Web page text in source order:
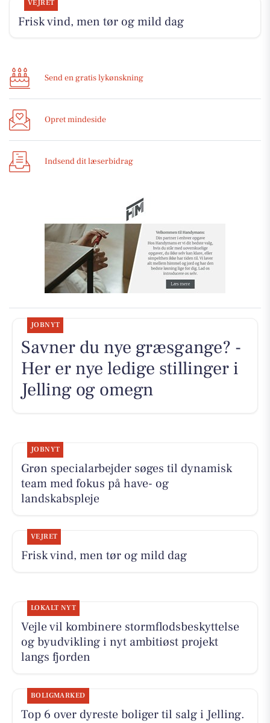
VEJRET
Frisk vind, men tør og mild dag
Send en gratis lykønskning
Opret mindeside
Indsend dit læserbidrag
JOBNYT
Savner du nye græsgange? -
Her er nye ledige stillinger i
Jelling og omegn
JOBNYT
Grøn specialarbejder søges til dynamisk
team med fokus på have- og
landskabspleje
VEJRET
Frisk vind, men tør og mild dag
LOKALT NYT
Vejle vil kombinere stormflodsbeskyttelse
og byudvikling i nyt ambitiøst projekt
langs fjorden
BOLIGMARKED
Top 6 over dyreste boliger til salg i Jelling.